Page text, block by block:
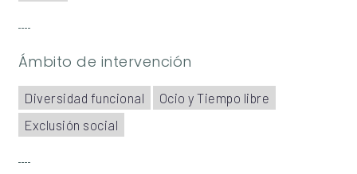
Ámbito de intervención
Diversidad funcional
Ocio y Tiempo libre
Exclusión social